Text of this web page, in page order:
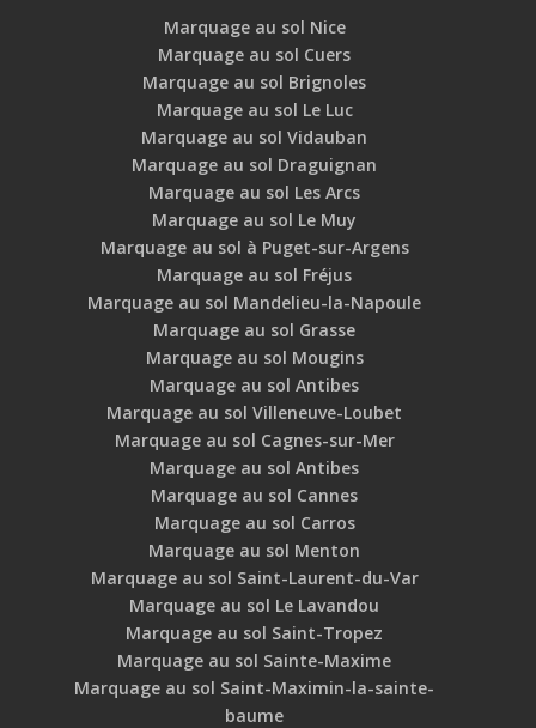
Marquage au sol Nice
Marquage au sol Cuers
Marquage au sol Brignoles
Marquage au sol Le Luc
Marquage au sol Vidauban
Marquage au sol Draguignan
Marquage au sol Les Arcs
Marquage au sol Le Muy
Marquage au sol à Puget-sur-Argens
Marquage au sol Fréjus
Marquage au sol Mandelieu-la-Napoule
Marquage au sol Grasse
Marquage au sol Mougins
Marquage au sol Antibes
Marquage au sol Villeneuve-Loubet
Marquage au sol Cagnes-sur-Mer
Marquage au sol Antibes
Marquage au sol Cannes
Marquage au sol Carros
Marquage au sol Menton
Marquage au sol Saint-Laurent-du-Var
Marquage au sol Le Lavandou
Marquage au sol Saint-Tropez
Marquage au sol Sainte-Maxime
Marquage au sol Saint-Maximin-la-sainte-
baume